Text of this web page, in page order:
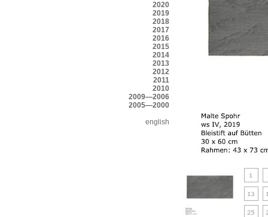
2020
2019
2018
2017
2016
2015
2014
2013
2012
2011
2010
2009—2006
2005—2000
english